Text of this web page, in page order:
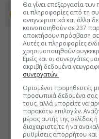
Προσθέστε το
Θα γίνει επεξεργασία
οι πληροφορίες από τη
αναγνωριστικά και άλλα
κοινοποιηθούν σε 237
αποκτήσουν πρόσβαση σε
Αυτές οι πληροφορίες
χρησιμοποιηθούν
Εμείς και οι συνεργάτες
ακριβή δεδομένα
συνεργατών.
Ορισμένοι προμηθευτές
προσωπικά δεδομένα
τους, αλλά μπορείτε να
παρακάτω επιλογών.
μέρος αυτής της σελίδας
διαχειριστείτε ή να
ρυθμίσεις απορρήτου και